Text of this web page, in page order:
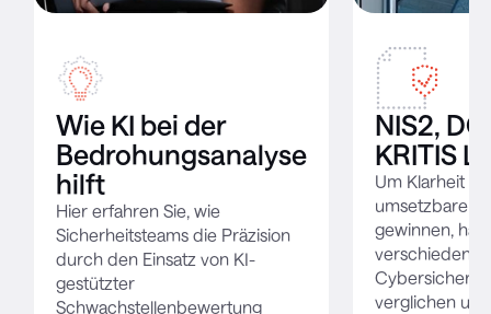
Wie KI bei der
Bedrohungsanalyse
hilft
Hier erfahren Sie, wie
Sicherheitsteams die Präzision
durch den Einsatz von KI-
gestützter
Schwachstellenbewertung
NIS2,
KRITIS
Um Klarheit
umsetzbare
gewinnen,
verschiedene
verglichen